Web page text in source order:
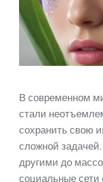
В современном
стали
сохранить свою
сложной
другими до
социальные